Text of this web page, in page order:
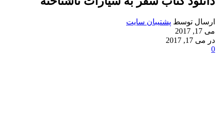
ارسال توسط پشتیبان سایت
می 17, 2017
در می 17, 2017
0